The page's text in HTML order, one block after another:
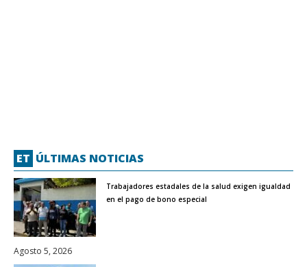
ET ÚLTIMAS NOTICIAS
Trabajadores estadales de la salud exigen igualdad
en el pago de bono especial
Agosto 5, 2026